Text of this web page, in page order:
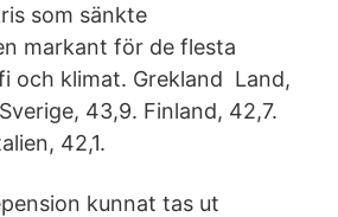
som sänkte
markant för de flesta
och klimat. Grekland Land,
43,9. Finland, 42,7.
42,1.
kunnat tas ut